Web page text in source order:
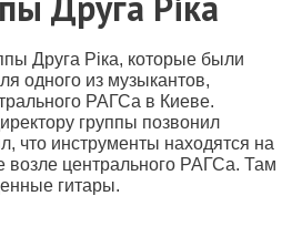
Друга Ріка, которые были
одного из музыкантов,
РАГСа в Киеве.
группы позвонил
что инструменты находятся на
возле центрального РАГСа. Там
гитары.